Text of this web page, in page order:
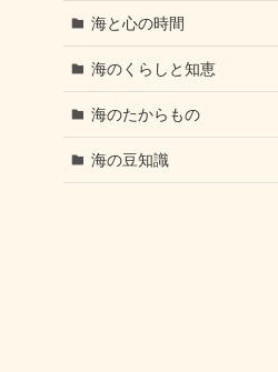
海と心の時間
海のくらしと知恵
海のたからもの
海の豆知識